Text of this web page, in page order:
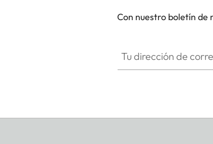
Con nuestro boletín de